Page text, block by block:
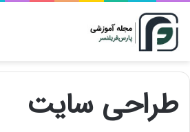
طراحی سایت